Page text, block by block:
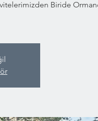
Biride